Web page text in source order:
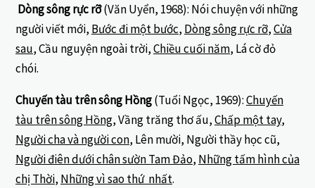
Dòng sông rực rỡ(Văn Uyển, 1968): Nói chuyện với những
người viết mới, Bước đi một bước, Dòng sông rực rỡ,Cửa
sau, Cầu nguyện ngoài trời,Chiều cuối năm, Lá cờ đỏ
chói.
Chuyến tàu trên sông Hồng(Tuổi Ngọc, 1969):Chuyến
tàu trên sông Hồng, Vầng trăng thơ ấu,Chấp một tay,
Người cha và người con, Lên mười, Người thầy học cũ,
Người điên dưới chân sườn Tam Đảo, Những tấm hình của
chị Thời, Những vì sao thứ nhất.